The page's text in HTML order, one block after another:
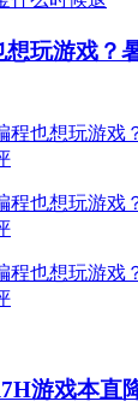
想玩游戏？
游戏本直